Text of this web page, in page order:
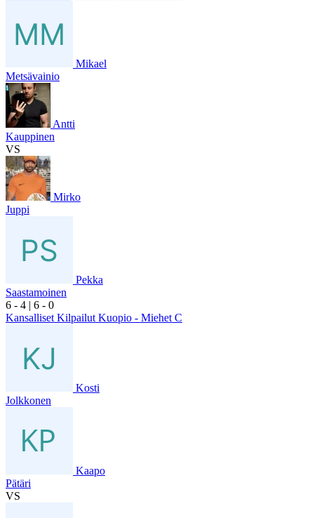
Mikael
Metsävainio
Antti
Kauppinen
VS
Mirko
Juppi
Pekka
Saastamoinen
6 - 4 | 6 - 0
Kansalliset Kilpailut Kuopio - Miehet C
Kosti
Jolkkonen
Kaapo
Pätäri
VS